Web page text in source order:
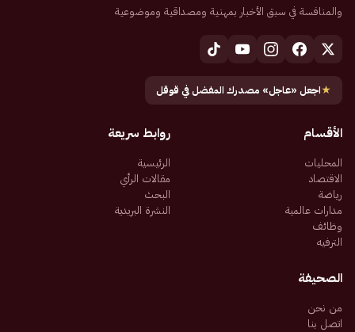
والمنافسة في سبق الأخبار بمهنية ومصداقية وموضوعية
★اجعل «عاجل» مصدرك المفضل في قوقل
الأقسام
المحليات
الاقتصاد
رياضة
مدارات عالمية
وظائف
الترفيه
روابط سريعة
الرئيسية
مقالات الرأي
البحث
النشرة البريدية
الصحيفة
من نحن
اتصل بنا